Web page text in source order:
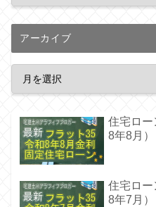
アーカイブ
住宅ロー
8年8月）
住宅ロー
8年7月）